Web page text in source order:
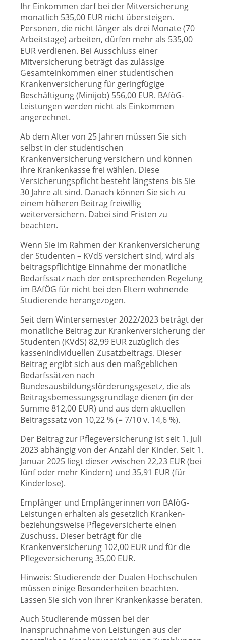
Ihr Einkommen darf bei der Mitversicherung
monatlich 535,00 EUR nicht übersteigen.
Personen, die nicht länger als drei Monate (70
Arbeitstage) arbeiten, dürfen mehr als 535,00
EUR verdienen. Bei Ausschluss einer
Mitversicherung beträgt das zulässige
Gesamteinkommen einer studentischen
Krankenversicherung für geringfügige
Beschäftigung (Minijob) 556,00 EUR. BAföG-
Leistungen werden nicht als Einkommen
angerechnet.
Ab dem Alter von 25 Jahren müssen Sie sich
selbst in der studentischen
Krankenversicherung versichern und können
Ihre Krankenkasse frei wählen. Diese
Versicherungspflicht besteht längstens bis Sie
30 Jahre alt sind. Danach können Sie sich zu
einem höheren Beitrag freiwillig
weiterversichern. Dabei sind Fristen zu
beachten.
Wenn Sie im Rahmen der Krankenversicherung
der Studenten – KVdS versichert sind, wird als
beitragspflichtige Einnahme der monatliche
Bedarfssatz nach der entsprechenden Regelung
im BAfÖG für nicht bei den Eltern wohnende
Studierende herangezogen.
Seit dem Wintersemester 2022/2023 beträgt der
monatliche Beitrag zur Krankenversicherung der
Studenten (KVdS) 82,99 EUR zuzüglich des
kassenindividuellen Zusatzbeitrags. Dieser
Beitrag ergibt sich aus den maßgeblichen
Bedarfssätzen nach
Bundesausbildungsförderungsgesetz, die als
Beitragsbemessungsgrundlage dienen (in der
Summe 812,00 EUR) und aus dem aktuellen
Beitragssatz von 10,22 % (= 7/10 v. 14,6 %).
Der Beitrag zur Pflegeversicherung ist seit 1. Juli
2023 abhängig von der Anzahl der Kinder. Seit 1.
Januar 2025 liegt dieser zwischen 22,23 EUR (bei
fünf oder mehr Kindern) und 35,91 EUR (für
Kinderlose).
Empfänger und Empfängerinnen von BAföG-
Leistungen erhalten als gesetzlich Kranken-
beziehungsweise Pflegeversicherte einen
Zuschuss. Dieser beträgt für die
Krankenversicherung 102,00 EUR und für die
Pflegeversicherung 35,00 EUR.
Hinweis: Studierende der Dualen Hochschulen
müssen einige Besonderheiten beachten.
Lassen Sie sich von Ihrer Krankenkasse beraten.
Auch Studierende müssen bei der
Inanspruchnahme von Leistungen aus der